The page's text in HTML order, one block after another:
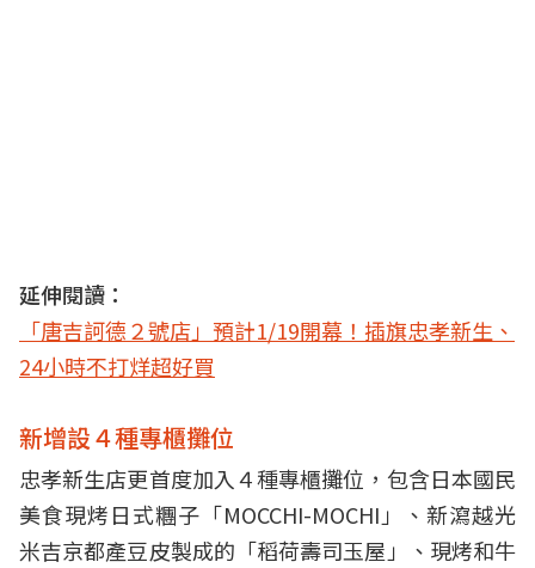
延伸閱讀：
「唐吉訶德２號店」預計1/19開幕！插旗忠孝新生、
24小時不打烊超好買
新增設４種專櫃攤位
忠孝新生店更首度加入４種專櫃攤位，包含日本國民
美食現烤日式糰子「MOCCHI-MOCHI」、新瀉越光
米吉京都產豆皮製成的「稻荷壽司玉屋」、現烤和牛